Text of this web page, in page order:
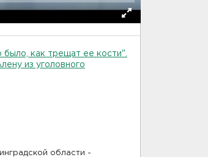
как трещат ее кости".
из уголовного
области -